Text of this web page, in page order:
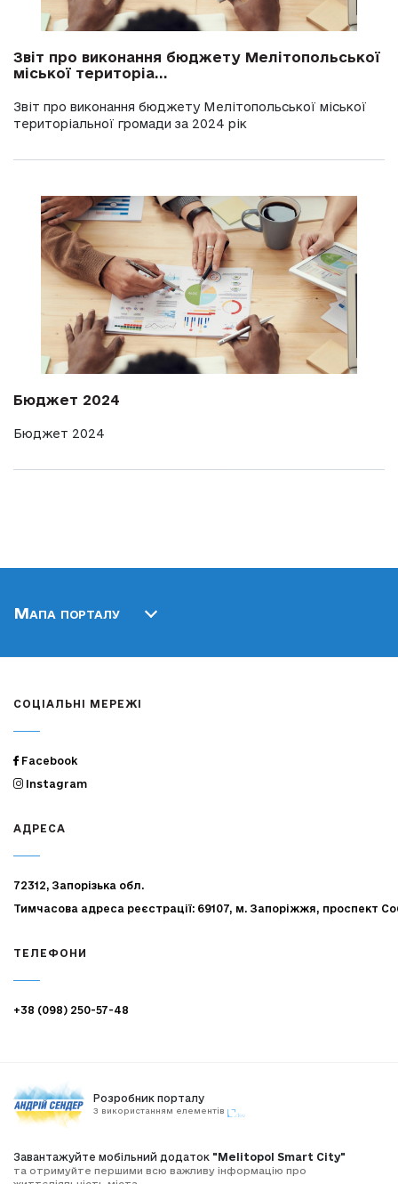
Звіт про виконання бюджету Мелітопольської
міської територіа...
Звіт про виконання бюджету Мелітопольської міської
територіальної громади за 2024 рік
Бюджет 2024
Бюджет 2024
Мапа порталу
СОЦІАЛЬНІ МЕРЕЖІ
Facebook
Instagram
АДРЕСА
72312, Запорізька обл.
Тимчасова адреса реєстрації: 69107, м. Запоріжжя, проспект
ТЕЛЕФОНИ
+38 (098) 250-57-48
Розробник порталу
З використанням елементів
Завантажуйте мобільний додаток "Melitopol Smart City"
та отримуйте першими всю важливу інформацію про